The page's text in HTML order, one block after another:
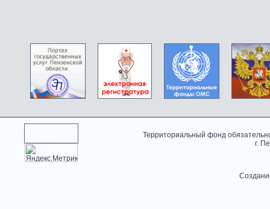
Территориальный фонд
г.